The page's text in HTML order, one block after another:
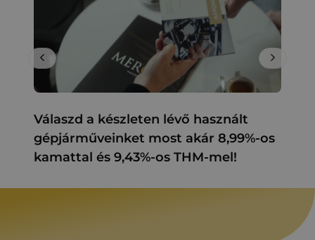
Válaszd a készleten lévő használt
gépjárműveinket most akár 8,99%-os
kamattal és 9,43%-os THM-mel!